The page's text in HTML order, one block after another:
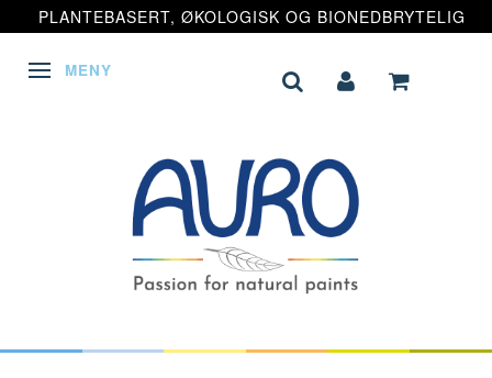
PLANTEBASERT, ØKOLOGISK OG BIONEDBRYTELIG
VEKSLE NAVIGASJON
MENY